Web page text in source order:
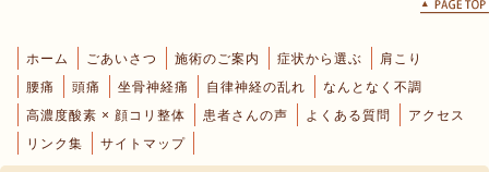
ホーム ごあいさつ 施術のご案内 症状から選ぶ 肩こり
腰痛 頭痛 坐骨神経痛 自律神経の乱れ なんとなく不調
高濃度酸素 × 顔コリ整体 患者さんの声 よくある質問 アクセス
リンク集 サイトマップ